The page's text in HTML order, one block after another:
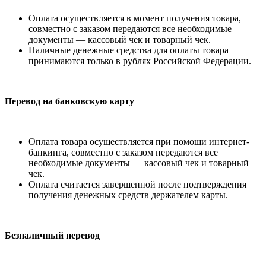
Оплата осуществляется в момент получения товара,
совместно с заказом передаются все необходимые
документы — кассовый чек и товарный чек.
Наличные денежные средства для оплаты товара
принимаются только в рублях Российской Федерации.
Перевод на банковскую карту
Оплата товара осуществляется при помощи интернет-
банкинга, совместно с заказом передаются все
необходимые документы — кассовый чек и товарный
чек.
Оплата считается завершенной после подтверждения
получения денежных средств держателем карты.
Безналичный перевод